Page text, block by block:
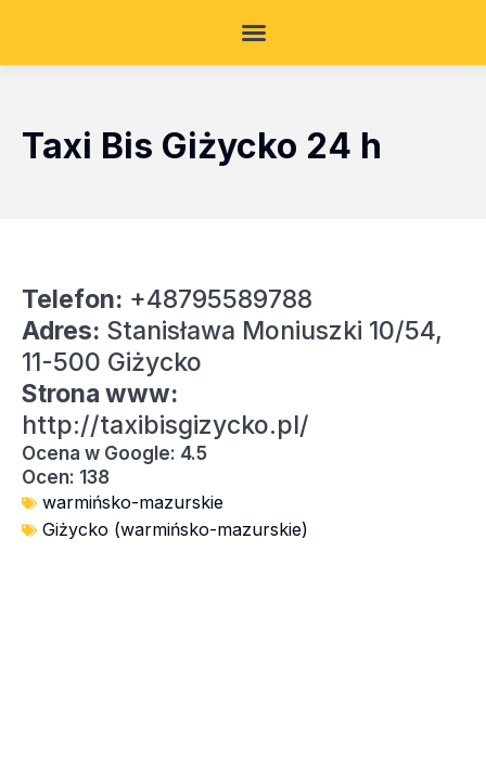
Taxi Bis Giżycko 24 h
Telefon: +48795589788
Adres: Stanisława Moniuszki 10/54,
11-500 Giżycko
Strona www:
http://taxibisgizycko.pl/
Ocena w Google: 4.5
Ocen: 138
warmińsko-mazurskie
Giżycko (warmińsko-mazurskie)